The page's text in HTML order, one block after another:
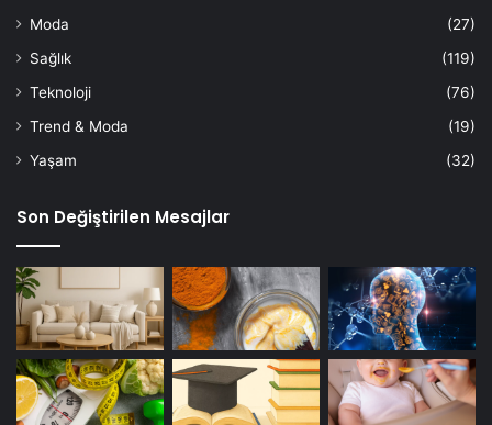
Moda
(27)
Sağlık
(119)
Teknoloji
(76)
Trend & Moda
(19)
Yaşam
(32)
Son Değiştirilen Mesajlar